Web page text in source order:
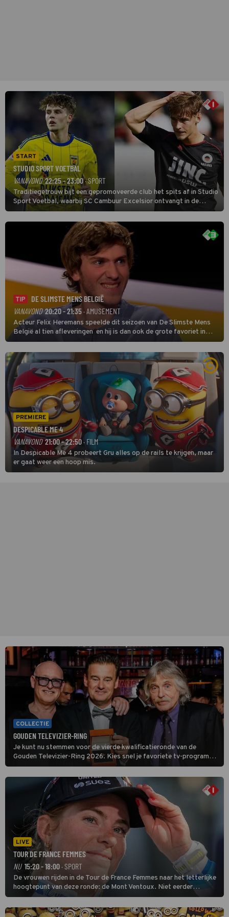
START
STUDIO SPORT VOETBAL
VANAVOND 22:25 - 23:00· SPORT
Traditiegetrouw bijt een gepromoveerde club het spits af in Studio
Sport Voetbal, waarbij SC Cambuur Excelsior ontvangt in de
eerste wedstrijd van het nieuwe Eredivisieseizoen. De nieuwe
oefenmeester is Johan Plat en hij wil aanvallend voetballen.
TIP
DE SLIMSTE MENS BELGIË
VANAVOND 20:20 - 21:35· AMUSEMENT
Acteur Felix Heremans speelde dit seizoen van De Slimste Mens
België al tien afleveringen en hij is dan ook de grote favoriet in
deze seizoensfinale. En er is Nederlandse inbreng, want komiek
Soundos El Ahmadi neemt plaats aan de jurytafel.
PREMIERE
DESPICABLE ME 4
VANAVOND 21:00 - 22:50 · FILM
In Despicable Me 4 probeert Gru alles op de rails te krijgen, maar
er gaat weer een hoop mis.
COLLECTIE
GOUDEN TELEVIZIER-RING
Je kunt nu stemmen voor de vierde kwalificatieronde van de
Gouden Televizier-Ring 2026. Kies snel je favoriete tv-programma
én streamingshow .
LIVE
TOUR DE FRANCE FEMMES
NU 15:20 - 18:00 · SPORT
De vrouwen rijden in de Tour de France Femmes naar het letterlijke
hoogtepunt van deze ronde: de Mont Ventoux. Niet eerder
finishten de vrouwen voor deze koers op deze kale col uit de
buitencategorie. De aanloop naar de slotklim is vlak.